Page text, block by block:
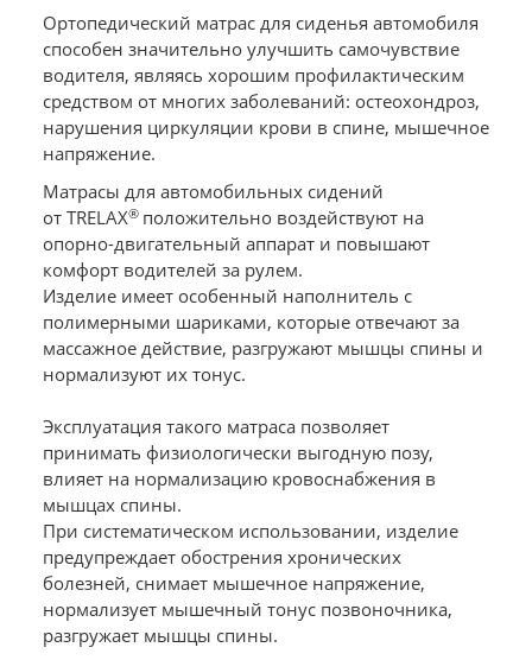
Ортопедический матрас для сиденья автомобиля
способен значительно улучшить самочувствие
водителя, являясь хорошим профилактическим
средством от многих заболеваний: остеохондроз,
нарушения циркуляции крови в спине, мышечное
напряжение.
Матрасы для автомобильных сидений
от TRELAX® положительно воздействуют на
опорно-двигательный аппарат и повышают
комфорт водителей за рулем.
Изделие имеет особенный наполнитель с
полимерными шариками, которые отвечают за
массажное действие, разгружают мышцы спины и
нормализуют их тонус.
Эксплуатация такого матраса позволяет
принимать физиологически выгодную позу,
влияет на нормализацию кровоснабжения в
мышцах спины.
При систематическом использовании, изделие
предупреждает обострения хронических
болезней, снимает мышечное напряжение,
нормализует мышечный тонус позвоночника,
разгружает мышцы спины.